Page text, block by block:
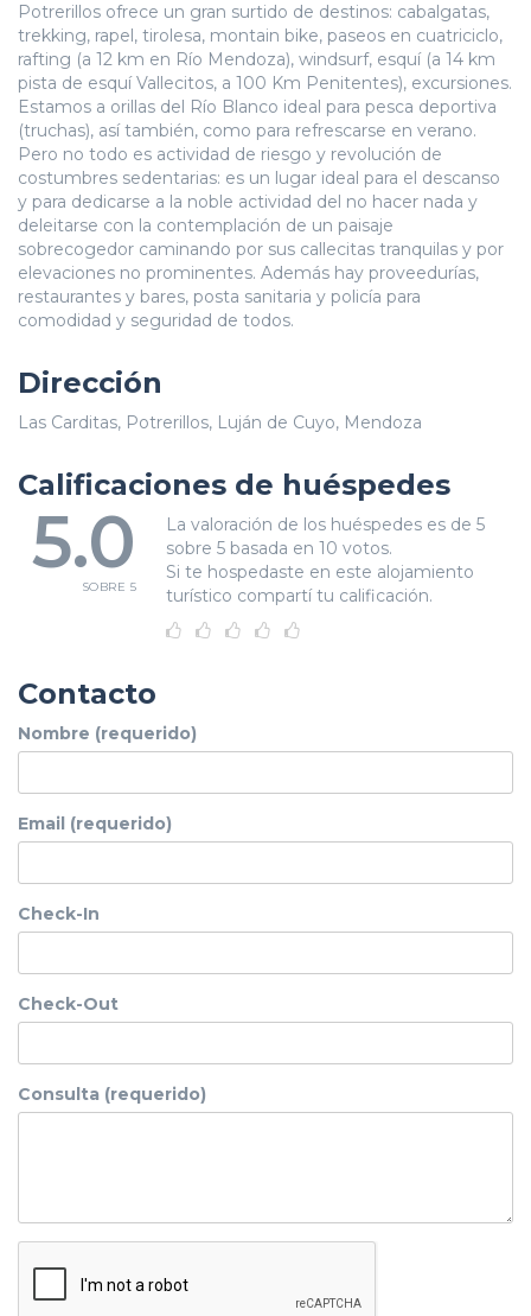
Potrerillos ofrece un gran surtido de destinos: cabalgatas,
trekking, rapel, tirolesa, montain bike, paseos en cuatriciclo,
rafting (a 12 km en Río Mendoza), windsurf, esquí (a 14 km
pista de esquí Vallecitos, a 100 Km Penitentes), excursiones.
Estamos a orillas del Río Blanco ideal para pesca deportiva
(truchas), así también, como para refrescarse en verano.
Pero no todo es actividad de riesgo y revolución de
costumbres sedentarias: es un lugar ideal para el descanso
y para dedicarse a la noble actividad del no hacer nada y
deleitarse con la contemplación de un paisaje
sobrecogedor caminando por sus callecitas tranquilas y por
elevaciones no prominentes. Además hay proveedurías,
restaurantes y bares, posta sanitaria y policía para
comodidad y seguridad de todos.
Dirección
Las Carditas, Potrerillos, Luján de Cuyo, Mendoza
Calificaciones de huéspedes
5.0
SOBRE 5
La valoración de los huéspedes es de 5
sobre 5 basada en 10 votos.
Si te hospedaste en este alojamiento
turístico compartí tu calificación.
Contacto
Nombre (requerido)
Email (requerido)
Check-In
Check-Out
Consulta (requerido)